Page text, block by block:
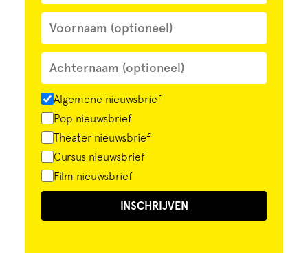
Algemene nieuwsbrief
Pop nieuwsbrief
Theater nieuwsbrief
Cursus nieuwsbrief
Film nieuwsbrief
INSCHRIJVEN